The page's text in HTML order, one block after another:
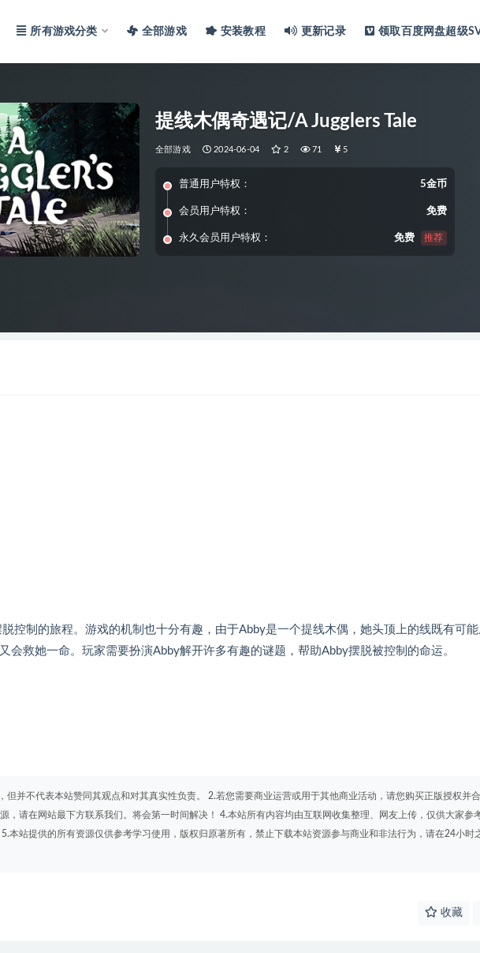
所有游戏分类 全部游戏 安装教程 更新记录 领取百度网盘超级
提线木偶奇遇记/A Jugglers Tale
全部游戏 2024-06-04 2 71 5
普通用户特权： 5金币
会员用户特权： 免费
永久会员用户特权： 免费 推荐
控制的旅程。游戏的机制也十分有趣，由于Abby是一个提线木偶，她头顶上的线既有可
会救她一命。玩家需要扮演Abby解开许多有趣的谜题，帮助Abby摆脱被控制的命运。
但并不代表本站赞同其观点和对其真实性负责。 2.若您需要商业运营或用于其他商业活动，请您购买正版授权并
，请在网站最下方联系我们。将会第一时间解决！ 4.本站所有内容均由互联网收集整理、网友上传，仅供大家参
本站提供的所有资源仅供参考学习使用，版权归原著所有，禁止下载本站资源参与商业和非法行为，请在24小时
收藏